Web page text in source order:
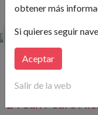
Hay publicados 4
118 m² (11,02€/m²)
Comercio en
24 San Pedro
obtener más
Si quieres seguir
Aceptar
Salir de la web